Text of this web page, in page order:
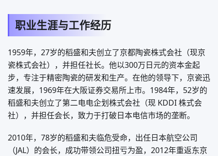
职业生涯与工作经历
1959年，27岁的稻盛和夫创立了京都陶瓷株式会社（现京
瓷株式会社），并担任社长。他以300万日元的资本金起
步，专注于精密陶瓷的研发和生产。在他的领导下，京瓷迅
速发展，1969年在大阪证券交易所上市。1984年，52岁的
稻盛和夫创立了第二电电企划株式会社（现 KDDI 株式会
社），并担任会长，致力于打破日本电信市场的垄断。
2010年，78岁的稻盛和夫临危受命，出任日本航空公司
（JAL）的会长，成功带领公司扭亏为盈，2012年重返东京